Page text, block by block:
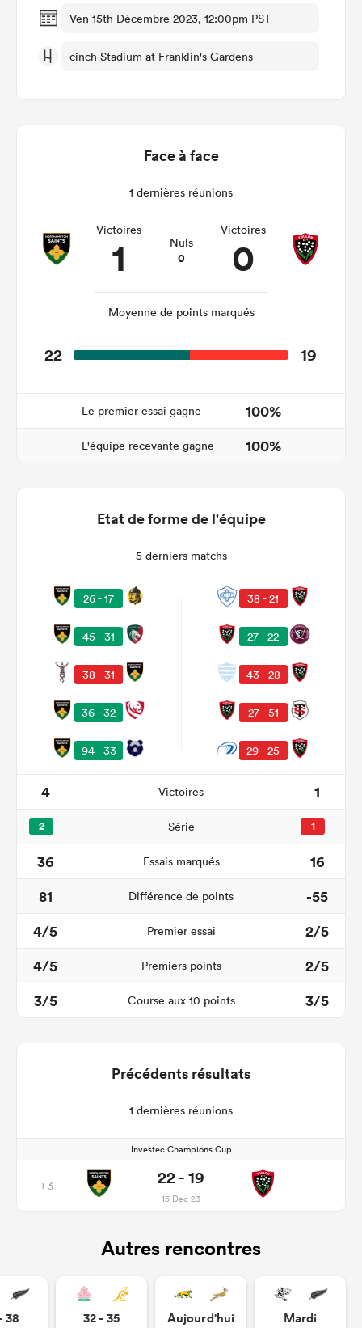
Ven 15th Décembre 2023, 12:00pm PST
cinch Stadium at Franklin's Gardens
Face à face
1 dernières réunions
Victoires
1 Nuls
0
Victoires
0
Moyenne de points marqués
22 19
Le premier essai gagne 100%
L'équipe recevante gagne 100%
Etat de forme de l'équipe
5 derniers matchs
26 - 17
45 - 31
38 - 31
36 - 32
94 - 33
38 - 21
27 - 22
43 - 28
27 - 51
29 - 25
4 Victoires 1
2 Série 1
36 Essais marqués
16
81
Différence de points
-55
4/5
Premier essai
2/5
4/5
Premiers points
2/5
3/5
Course aux 10 points 3/5
Précédents résultats
1 dernières réunions
Investec Champions Cup
+3 22 - 19
15 Dec 23
Autres rencontres
38 32 - 35 Aujourd'hui Mardi